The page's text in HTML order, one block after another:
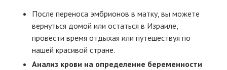
После переноса эмбрионов в матку, вы можете
вернуться домой или остаться в Израиле,
провести время отдыхая или путешествуя по
нашей красивой стране.
Анализ крови на определение беременности